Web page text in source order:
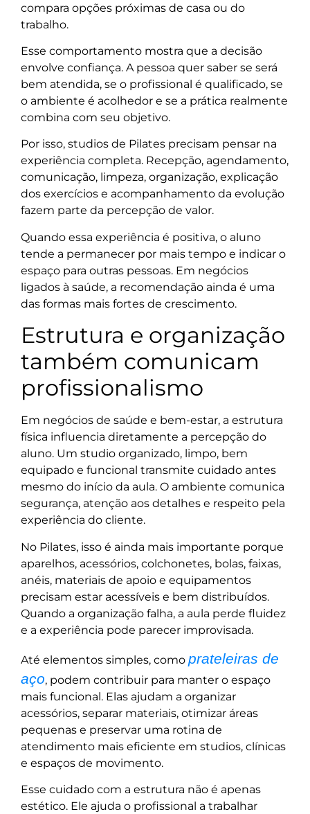
compara opções próximas de casa ou do
trabalho.
Esse comportamento mostra que a decisão
envolve confiança. A pessoa quer saber se será
bem atendida, se o profissional é qualificado, se
o ambiente é acolhedor e se a prática realmente
combina com seu objetivo.
Por isso, studios de Pilates precisam pensar na
experiência completa. Recepção, agendamento,
comunicação, limpeza, organização, explicação
dos exercícios e acompanhamento da evolução
fazem parte da percepção de valor.
Quando essa experiência é positiva, o aluno
tende a permanecer por mais tempo e indicar o
espaço para outras pessoas. Em negócios
ligados à saúde, a recomendação ainda é uma
das formas mais fortes de crescimento.
Estrutura e organização
também comunicam
profissionalismo
Em negócios de saúde e bem-estar, a estrutura
física influencia diretamente a percepção do
aluno. Um studio organizado, limpo, bem
equipado e funcional transmite cuidado antes
mesmo do início da aula. O ambiente comunica
segurança, atenção aos detalhes e respeito pela
experiência do cliente.
No Pilates, isso é ainda mais importante porque
aparelhos, acessórios, colchonetes, bolas, faixas,
anéis, materiais de apoio e equipamentos
precisam estar acessíveis e bem distribuídos.
Quando a organização falha, a aula perde fluidez
e a experiência pode parecer improvisada.
Até elementos simples, como prateleiras de
aço, podem contribuir para manter o espaço
mais funcional. Elas ajudam a organizar
acessórios, separar materiais, otimizar áreas
pequenas e preservar uma rotina de
atendimento mais eficiente em studios, clínicas
e espaços de movimento.
Esse cuidado com a estrutura não é apenas
estético. Ele ajuda o profissional a trabalhar